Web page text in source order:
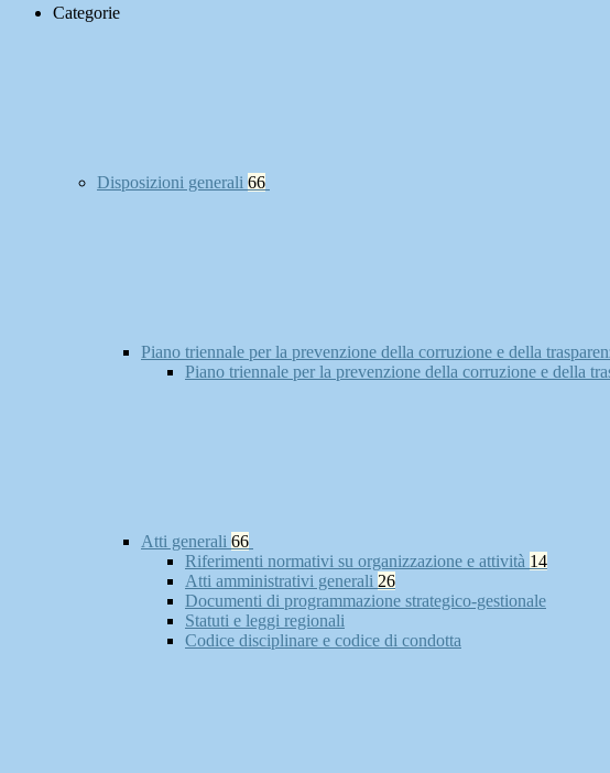
Categorie
Disposizioni generali 66
Piano triennale per la prevenzione della corruzione e della
Piano triennale per la prevenzione della corruzione e della
Atti generali 66
Riferimenti normativi su organizzazione e attività 14
Atti amministrativi generali 26
Documenti di programmazione strategico-gestionale
Statuti e leggi regionali
Codice disciplinare e codice di condotta